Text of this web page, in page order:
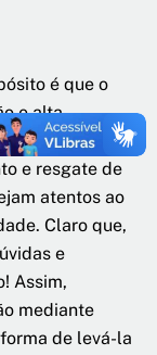
é que o
e alta
todos os
e resgate de
atentos ao
Claro que,
e
Assim,
mediante
de levá-la